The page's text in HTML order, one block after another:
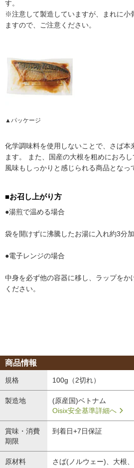
す。
※注意して製造していますが、まれに小
ますので、ご注意ください。
▲パッケージ
化学調味料を使用しないことで、さば本
ます。 また、国産の大根を粗めにおろ
風味もしっかりと感じられる商品となっ
■お召し上がり方
●湯煎で温める場合
袋を開けずに沸騰したお湯に入れ約3分
●電子レンジの場合
中身を必ず他の容器に移し、ラップをか
ください。